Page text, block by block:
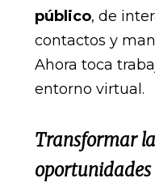
público, de
contactos y
Ahora toca
entorno virtual.
Transformar
oportunidades